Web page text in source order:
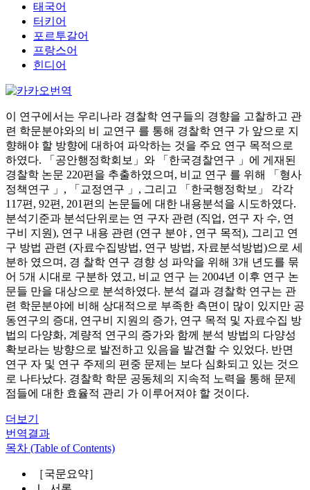
태국어
터키어
포르투갈어
프랑스어
힌디어
이 연구에서는 우리나라 경찰학 연구들의 경향을 고찰하고 관
련 학문분야와의 비 교연구 를 통해 경찰학 연구 가 앞으로 지
향해야 할 방향에 대하여 파악하는 것을 주요 연구 목적으로
하였다. 「공안행정학회보」와 「한국경찰연구 」에 게재된
경찰학 논문 220편을 추출하였으며, 비교 연구 를 위해 「형사
정책연구 」, 「교정연구 」, 그리고 「한국행정학보」 각각
117편, 92편, 201편의 논문들에 대한 내용분석을 시도하였다.
분석기준과 분석단위로는 연 구자 관련 (직업, 연구 자 수, 연
구비 지원), 연구 내용 관련 (연구 분야 , 연구 목적), 그리고 연
구 방법 관련 (자료수집방법, 연구 방법, 자료분석방법)으로 세
분하 였으며, 경 찰학 연구 경향 성 파악을 위해 3개 년도를 묶
어 5개 시대로 구분하 였고, 비교 연구 는 2004년 이후 연구 논
문들 만을 대상으로 분석하였다. 분석 결과 경찰학 연구는 관
련 학문분야에 비해 상대적으로 부족한 측면이 많이 있지만 공
동연구의 증대, 연구비 지원의 증가, 연구 목적 및 자료수집 방
법의 다양화, 계량적 연구의 증가와 함께 분석 방법의 다양성
확보라는 방향으로 발전하고 있음을 발견할 수 있었다. 반면
연구 자 및 연구 주제의 편중 문제는 보다 심화되고 있는 것으
로 나타났다. 경찰학 학문 공동체의 지속적 노력을 통해 문제
점들에 대한 효율적 관리 가 이루어져야 할 것이다.
더보기
번역결과
목차 (Table of Contents)
［국문요약］